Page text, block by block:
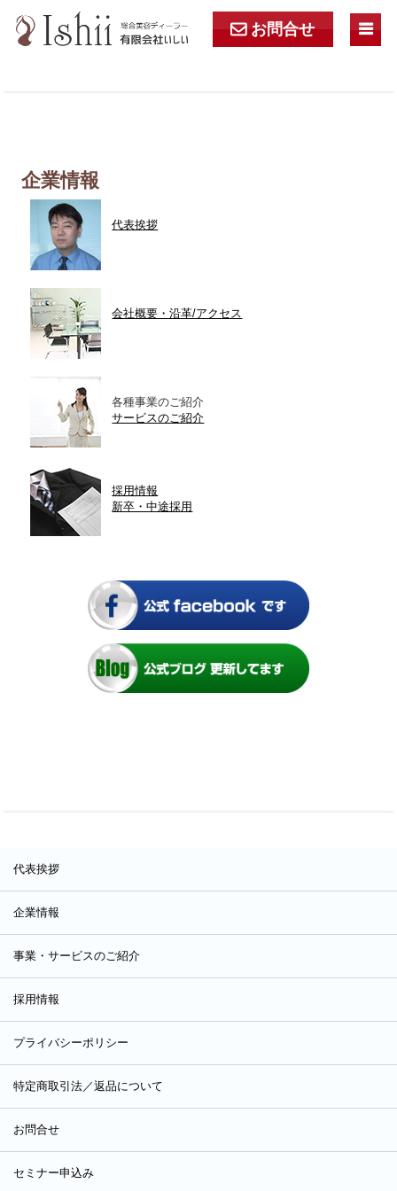
mお問合せ e
企業情報
代表挨拶
会社概要・沿革/アクセス
各種事業のご紹介
サービスのご紹介
採用情報
新卒・中途採用
代表挨拶
企業情報
事業・サービスのご紹介
採用情報
プライバシーポリシー
特定商取引法／返品について
お問合せ
セミナー申込み